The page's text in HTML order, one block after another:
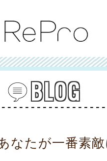
BLOG
なたが一番素